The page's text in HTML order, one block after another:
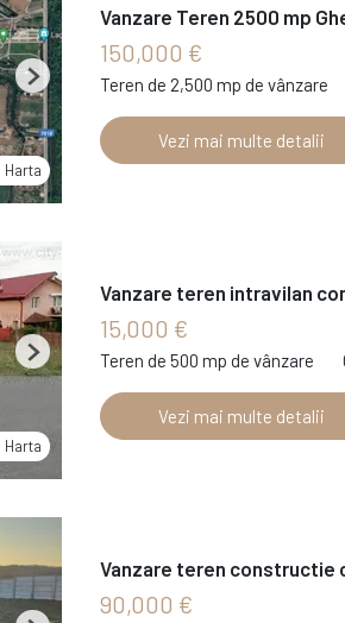
Harta
Next
Vanzare Teren 2500 mp
150,000 €
Teren de 2,500 mp de vânzare
Vezi mai multe detalii
Harta
Next
Vanzare teren intravilan
15,000 €
Teren de 500 mp de vânzare
Vezi mai multe detalii
Vanzare teren constructie
90,000 €